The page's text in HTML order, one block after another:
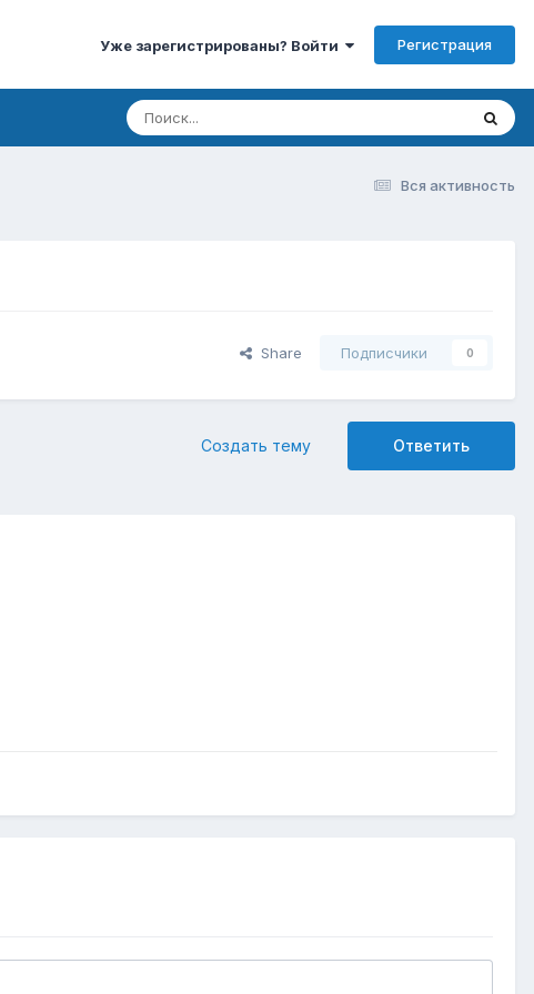
Уже зарегистрированы? Войти Регистрация
Вся активность
Share Подписчики 0
Ответить
Создать тему